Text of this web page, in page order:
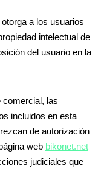
otorga a los usuarios
intelectual de
del usuario en la
comercial, las
incluidos en esta
de autorización
web bikonet.net
judiciales que